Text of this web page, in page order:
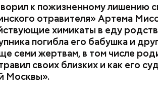
к пожизненному лишению
отравителя» Артема
химикаты в еду
погибла его бабушка и
семи жертвам, в том числе
своих близких и как его
Москвы».